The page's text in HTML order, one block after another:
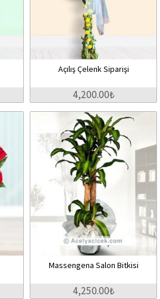
Açılış Çelenk Siparişi
4,200.00₺
Massengena Salon Bitkisi
4,250.00₺